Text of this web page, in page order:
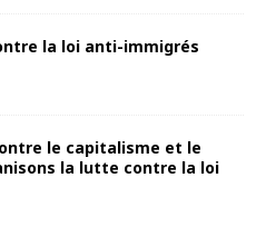
la loi anti-immigrés
le capitalisme et le
la lutte contre la loi